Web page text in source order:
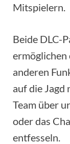
Mitspielern.
Beide DLC-
anderen
auf die Jagd
Team über
oder das
entfesseln.